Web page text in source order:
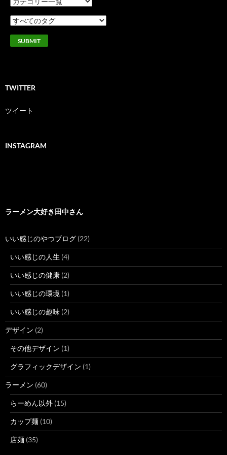
TWITTER
ツイート
INSTAGRAM
ラーメン大好き田中さん
いい感じのやつブログ (22)
いい感じの人生 (4)
いい感じの健康 (2)
いい感じの環境 (1)
いい感じの趣味 (2)
デザイン (2)
その他デザイン (1)
グラフィックデザイン (1)
ラーメン (60)
らーめん以外 (15)
カップ麺 (10)
店麺 (35)